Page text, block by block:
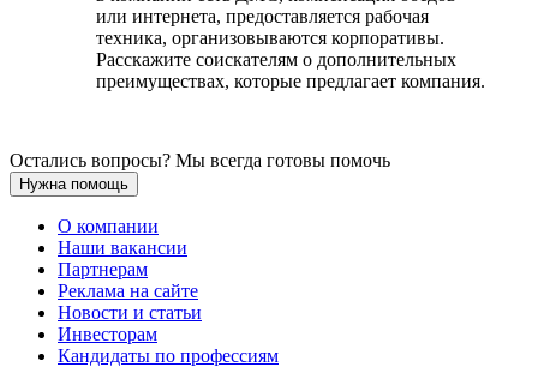
или интернета, предоставляется рабочая
техника, организовываются корпоративы.
Расскажите соискателям о дополнительных
преимуществах, которые предлагает компания.
Остались вопросы? Мы всегда готовы помочь
Нужна помощь
О компании
Наши вакансии
Партнерам
Реклама на сайте
Новости и статьи
Инвесторам
Кандидаты по профессиям